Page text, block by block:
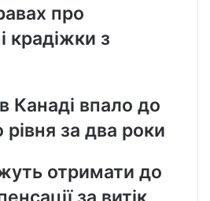
про
крадіжки з
Канаді впало до
за два роки
отримати до